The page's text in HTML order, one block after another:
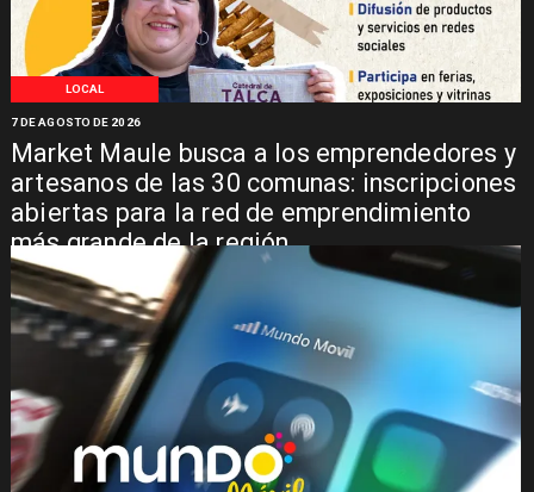
LOCAL
Market Maule busca a los emprendedores y
artesanos de las 30 comunas: inscripciones
abiertas para la red de emprendimiento
más grande de la región
7 DE AGOSTO DE 2026